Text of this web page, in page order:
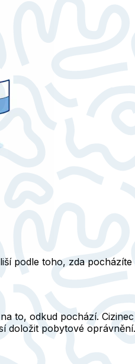
podle toho, zda
to, odkud pochází.
doložit pobytové oprávnění.